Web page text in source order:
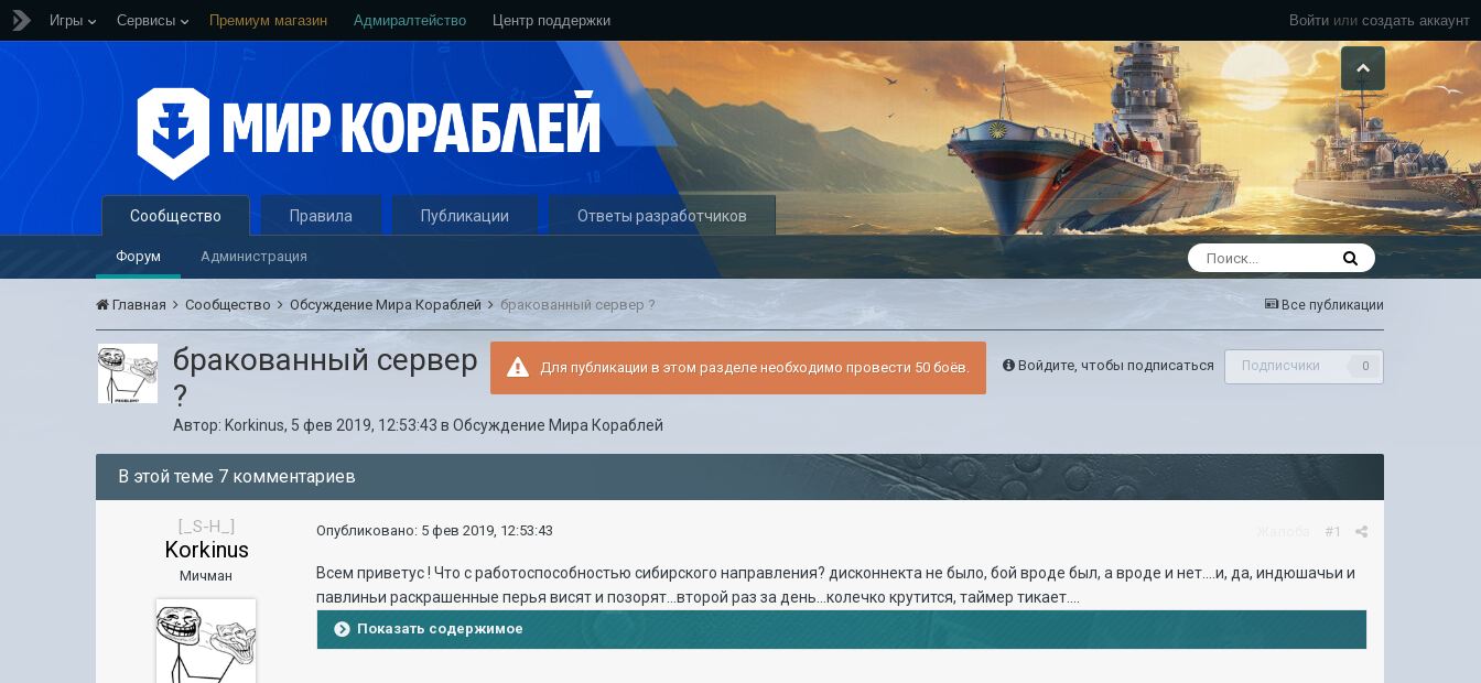
Войти или создать аккаунт
Игры Сервисы Премиум магазин Адмиралтейство Центр поддержки
Сообщество
Форум Администрация
Правила Публикации Ответы разработчиков
Все публикации
Главная Сообщество Обсуждение Мира Кораблей бракованный сервер ?
Войдите, чтобы подписаться Подписчики 0
Для публикации в этом разделе необходимо провести 50 боёв.
бракованный сервер
?
Автор: Korkinus, 5 фев 2019, 12:53:43 вОбсуждение Мира Кораблей
В этой теме 7 комментариев
[_S-H_]
Korkinus
Мичман
#1
Опубликовано: 5 фев 2019, 12:53:43
Всем приветус ! Что с работоспособностью сибирского направления? дисконнекта не было, бой вроде был, а вроде и нет....и, да, индюшачьи и
павлиньи раскрашенные перья висят и позорят...второй раз за день...колечко крутится, таймер тикает....
Показать содержимое